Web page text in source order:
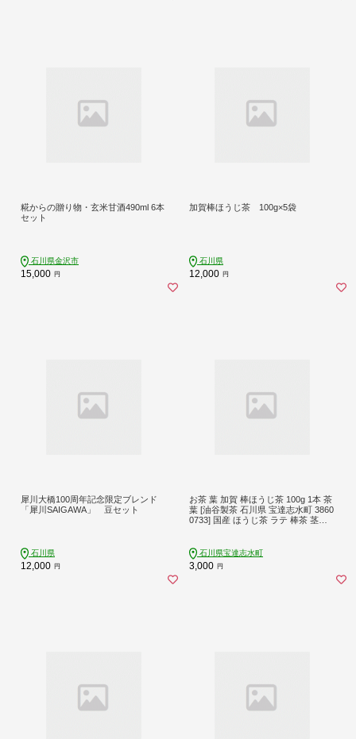
糀からの贈り物・玄米甘酒490ml 6本
セット
石川県金沢市
15,000 円
加賀棒ほうじ茶 100g×5袋
石川県
12,000 円
犀川大橋100周年記念限定ブレンド
「犀川SAIGAWA」 豆セット
石川県
12,000 円
お茶 葉 加賀 棒ほうじ茶 100g 1本 茶
葉 [油谷製茶 石川県 宝達志水町 3860
0733] 国産 ほうじ茶 ラテ 棒茶 茎茶
石川県宝達志水町
3,000 円